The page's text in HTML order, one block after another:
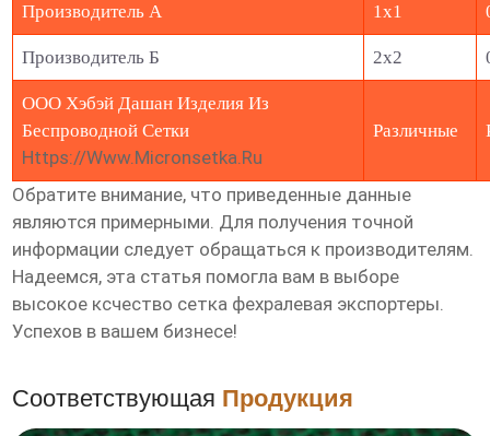
Производитель А 1x1
Производитель Б 2x2
ООО Хэбэй Дашан Изделия Из
Беспроводной Сетки
Https://www.micronsetka.ru
Различные
Обратите внимание, что приведенные данные
являются примерными. Для получения точной
информации следует обращаться к производителям.
Надеемся, эта статья помогла вам в выборе
высокое ксчество сетка фехралевая экспортеры.
Успехов в вашем бизнесе!
Соответствующая Продукция